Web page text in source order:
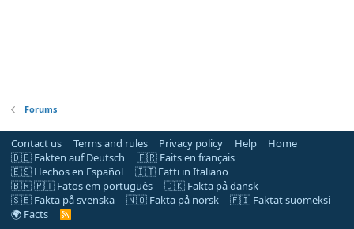
Forums
Contact us Terms and rules Privacy policy Help
Home
🇩🇪 Fakten auf Deutsch
🇫🇷 Faits en français
🇪🇸 Hechos en Español
🇮🇹 Fatti in Italiano
🇧🇷 🇵🇹 Fatos em português
🇩🇰 Fakta på dansk
🇸🇪 Fakta på svenska
🇳🇴 Fakta på norsk
🇫🇮 Faktat suomeksi
🌍 Facts
R